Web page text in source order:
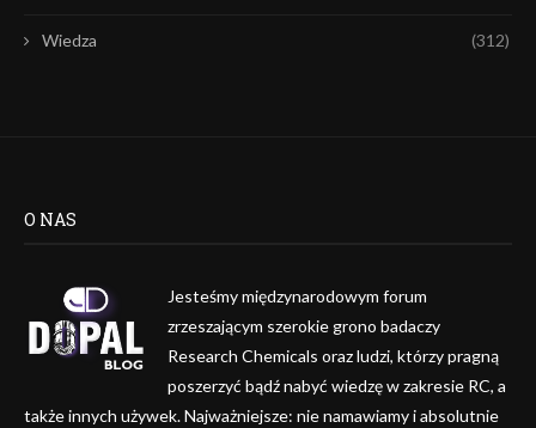
Wiedza (312)
O NAS
Jesteśmy międzynarodowym forum
zrzeszającym szerokie grono badaczy
Research Chemicals oraz ludzi, którzy pragną
poszerzyć bądź nabyć wiedzę w zakresie RC, a
także innych używek. Najważniejsze: nie namawiamy i absolutnie